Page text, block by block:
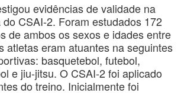
evidências de validade na
CSAI-2. Foram estudados 172
de ambos os sexos e idades entre
atletas eram atuantes na seguintes
basquetebol, futebol,
e jiu-jitsu. O CSAI-2 foi aplicado
do treino. Inicialmente foi